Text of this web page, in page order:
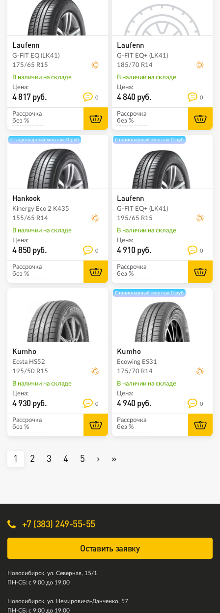
Laufenn
G-FIT EQ (LK41)
175/65 R15
В наличии на складе
Цена:
4 817 руб. 0
Рассрочка
без %
Laufenn
G-FIT EQ+ (LK41)
185/70 R14
В наличии на складе
Цена:
4 840 руб. 0
Рассрочка
без %
Стационарный монтаж 0 руб
Hankook
Kinergy Eco 2 K435
155/65 R14
В наличии на складе
Цена:
4 850 руб. 0
Рассрочка
без %
Стационарный монтаж 0 руб
Laufenn
G-FIT EQ+ (LK41)
195/65 R15
В наличии на складе
Цена:
4 910 руб. 0
Рассрочка
без %
Kumho
Ecsta HS52
195/50 R15
В наличии на складе
Цена:
4 930 руб. 0
Рассрочка
без %
Стационарный монтаж 0 руб
Kumho
Ecowing ES31
175/70 R14
В наличии на складе
Цена:
4 940 руб. 0
Рассрочка
без %
1 2 3 4 5 › »
+7 (383) 249-55-55
Оставить заявку
Новосибирск, ул. Северная, 15/1
ПН-СБ: с 9:00 до 19:00
Новосибирск, ул. Немировича-Данченко, 57
ПН-СБ: с 9:00 до 19:00